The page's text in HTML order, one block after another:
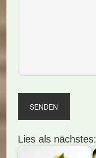
Lies als nächstes: